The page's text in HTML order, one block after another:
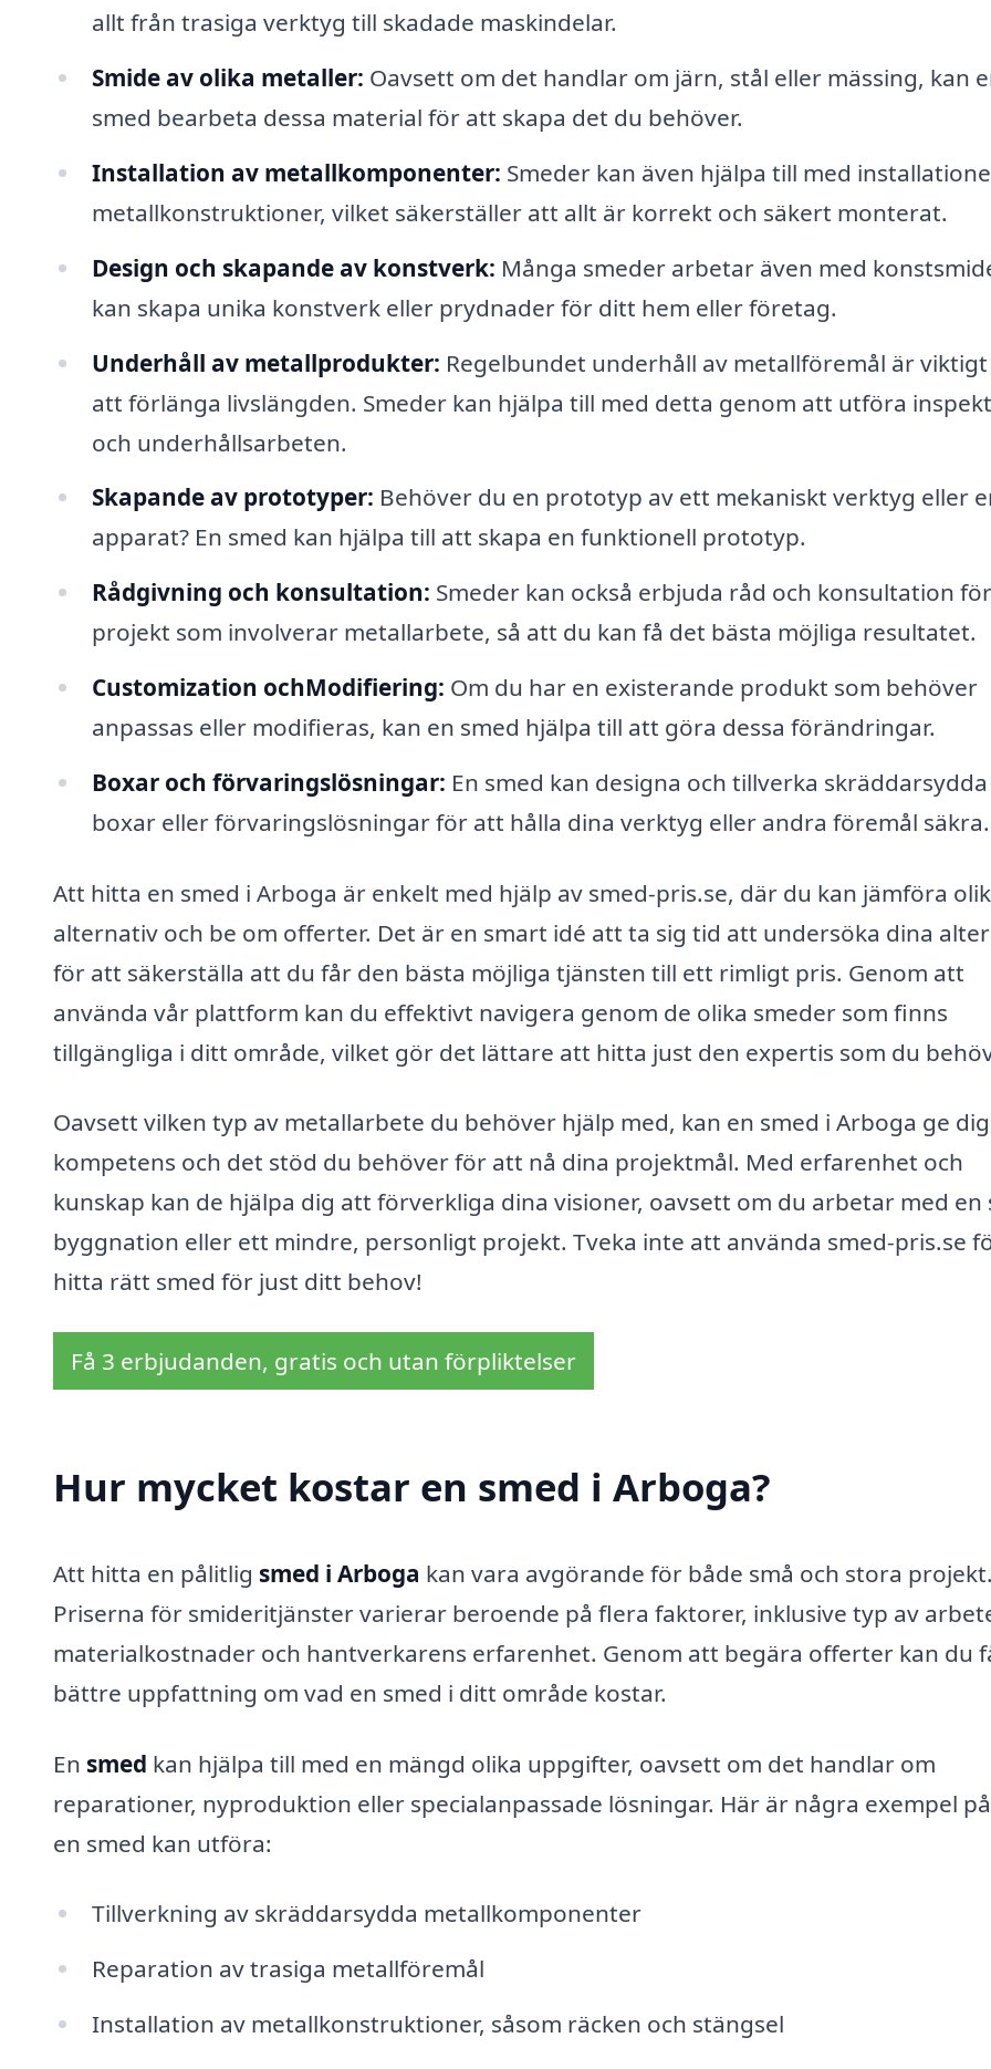
allt från trasiga verktyg till skadade maskindelar.
Smide av olika metaller: Oavsett om det handlar om järn, stål eller mässing, kan
smed bearbeta dessa material för att skapa det du behöver.
Installation av metallkomponenter: Smeder kan även hjälpa till med
metallkonstruktioner, vilket säkerställer att allt är korrekt och säkert monterat.
Design och skapande av konstverk: Många smeder arbetar även med
kan skapa unika konstverk eller prydnader för ditt hem eller företag.
Underhåll av metallprodukter: Regelbundet underhåll av metallföremål är
att förlänga livslängden. Smeder kan hjälpa till med detta genom att utföra
och underhållsarbeten.
Skapande av prototyper: Behöver du en prototyp av ett mekaniskt verktyg eller
apparat? En smed kan hjälpa till att skapa en funktionell prototyp.
Rådgivning och konsultation: Smeder kan också erbjuda råd och konsultation för
projekt som involverar metallarbete, så att du kan få det bästa möjliga resultatet.
Customization ochModifiering: Om du har en existerande produkt som behöver
anpassas eller modifieras, kan en smed hjälpa till att göra dessa förändringar.
Boxar och förvaringslösningar: En smed kan designa och tillverka skräddarsydda
boxar eller förvaringslösningar för att hålla dina verktyg eller andra föremål säkra.
Att hitta en smed i Arboga är enkelt med hjälp av smed-pris.se, där du kan jämföra
alternativ och be om offerter. Det är en smart idé att ta sig tid att undersöka dina
för att säkerställa att du får den bästa möjliga tjänsten till ett rimligt pris. Genom att
använda vår plattform kan du effektivt navigera genom de olika smeder som finns
tillgängliga i ditt område, vilket gör det lättare att hitta just den expertis som du
Oavsett vilken typ av metallarbete du behöver hjälp med, kan en smed i Arboga ge
kompetens och det stöd du behöver för att nå dina projektmål. Med erfarenhet och
kunskap kan de hjälpa dig att förverkliga dina visioner, oavsett om du arbetar med en
byggnation eller ett mindre, personligt projekt. Tveka inte att använda smed-pris.se
hitta rätt smed för just ditt behov!
Få 3 erbjudanden, gratis och utan förpliktelser
Hur mycket kostar en smed i Arboga?
Att hitta en pålitlig smed i Arboga kan vara avgörande för både små och stora
Priserna för smideritjänster varierar beroende på flera faktorer, inklusive typ av
materialkostnader och hantverkarens erfarenhet. Genom att begära offerter kan du
bättre uppfattning om vad en smed i ditt område kostar.
En smed kan hjälpa till med en mängd olika uppgifter, oavsett om det handlar om
reparationer, nyproduktion eller specialanpassade lösningar. Här är några exempel
en smed kan utföra:
Tillverkning av skräddarsydda metallkomponenter
Reparation av trasiga metallföremål
Installation av metallkonstruktioner, såsom räcken och stängsel